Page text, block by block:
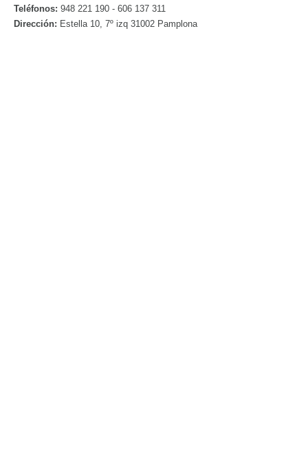
Teléfonos: 948 221 190 - 606 137 311
Dirección: Estella 10, 7º izq 31002 Pamplona